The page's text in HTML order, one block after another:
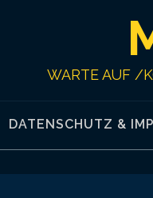
WARTE AUF /
DATENSCHUTZ &